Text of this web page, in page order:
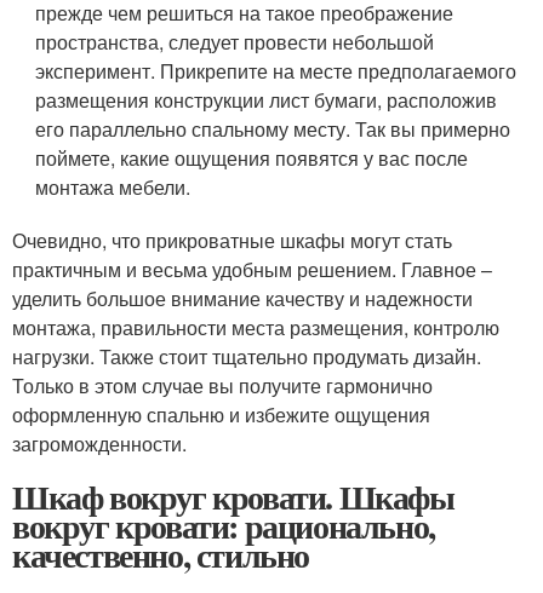
прежде чем решиться на такое преображение
пространства, следует провести небольшой
эксперимент. Прикрепите на месте предполагаемого
размещения конструкции лист бумаги, расположив
его параллельно спальному месту. Так вы примерно
поймете, какие ощущения появятся у вас после
монтажа мебели.
Очевидно, что прикроватные шкафы могут стать
практичным и весьма удобным решением. Главное –
уделить большое внимание качеству и надежности
монтажа, правильности места размещения, контролю
нагрузки. Также стоит тщательно продумать дизайн.
Только в этом случае вы получите гармонично
оформленную спальню и избежите ощущения
загроможденности.
Шкаф вокруг кровати. Шкафы
вокруг кровати: рационально,
качественно, стильно